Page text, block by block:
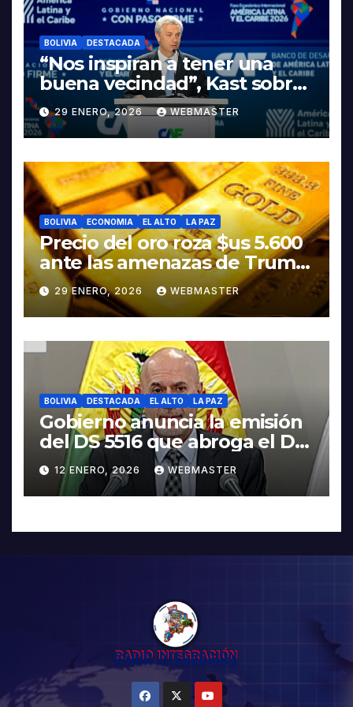
BOLIVIA DESTACADA
“Nos inspiran a tener una
buena vecindad”, Kast sobre
discurso del presidente
Rodrigo Paz
29 ENERO, 2026 WEBMASTER
BOLIVIA ECONOMIA EL ALTO LA PAZ
Precio del oro roza $us 5.600
ante las amenazas de Trump
contra Irán
29 ENERO, 2026 WEBMASTER
BOLIVIA DESTACADA EL ALTO LA PAZ
Gobierno anuncia la emisión
del DS 5516 que abroga el DS
5503
12 ENERO, 2026 WEBMASTER